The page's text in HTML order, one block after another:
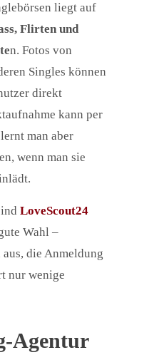
liegt auf
Flirten und
n. Fotos von
Singles können
direkt
kann per
man aber
wenn man sie
LoveScout24
Wahl –
die Anmeldung
nur wenige
Agentur